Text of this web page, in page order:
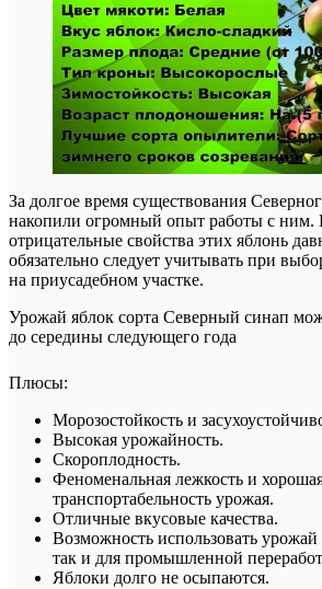
За долгое время существования
накопили огромный опыт работы с ним.
отрицательные свойства этих яблонь
обязательно следует учитывать при
на приусадебном участке.
Урожай яблок сорта Северный синап
до середины следующего года
Плюсы:
Морозостойкость и
Высокая урожайность.
Скороплодность.
Феноменальная лежкость и
транспортабельность урожая.
Отличные вкусовые качества.
Возможность использовать урожай
так и для промышленной
Яблоки долго не осыпаются.